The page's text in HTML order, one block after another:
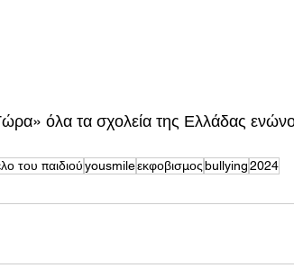
όλα τα σχολεία της Ελλάδας
του παιδιούyousmileεκφοβισμοςbullying2024